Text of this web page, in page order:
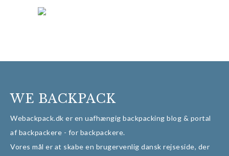
WE BACKPACK
Webackpack.dk er en uafhængig backpacking blog & portal
af backpackere - for backpackere.
Vores mål er at skabe en brugervenlig dansk rejseside, der